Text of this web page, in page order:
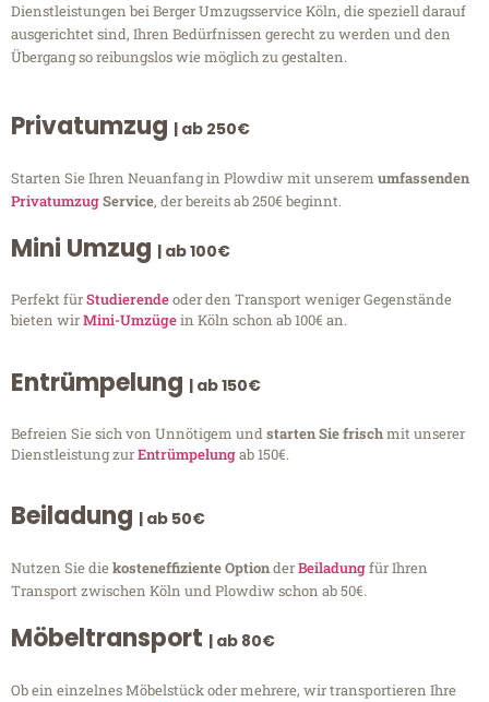
Dienstleistungen bei Berger Umzugsservice Köln, die speziell darauf
ausgerichtet sind, Ihren Bedürfnissen gerecht zu werden und den
Übergang so reibungslos wie möglich zu gestalten.
Privatumzug | ab 250€
Starten Sie Ihren Neuanfang in Plowdiw mit unserem umfassenden
PrivatumzugService, der bereits ab 250€ beginnt.
Mini Umzug | ab 100€
Perfekt fürStudierendeoder den Transport weniger Gegenstände
bieten wirMini-Umzügein Köln schon ab 100€ an.
Entrümpelung | ab 150€
Befreien Sie sich von Unnötigem undstarten Sie frischmit unserer
Dienstleistung zurEntrümpelungab 150€.
Beiladung | ab 50€
Nutzen Sie diekosteneffiziente OptionderBeiladungfür Ihren
Transport zwischen Köln und Plowdiw schon ab 50€.
Möbeltransport | ab 80€
Ob ein einzelnes Möbelstück oder mehrere, wir transportieren Ihre